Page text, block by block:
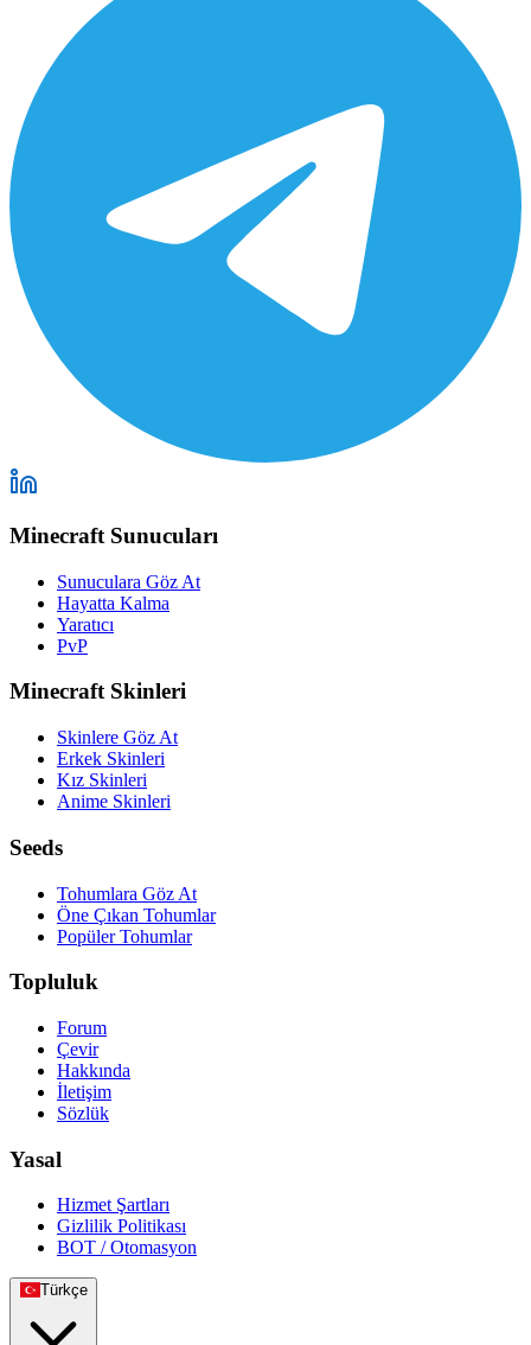
Minecraft Sunucuları
Sunuculara Göz At
Hayatta Kalma
Yaratıcı
PvP
Minecraft Skinleri
Skinlere Göz At
Erkek Skinleri
Kız Skinleri
Anime Skinleri
Seeds
Tohumlara Göz At
Öne Çıkan Tohumlar
Popüler Tohumlar
Topluluk
Forum
Çevir
Hakkında
İletişim
Sözlük
Yasal
Hizmet Şartları
Gizlilik Politikası
BOT / Otomasyon
Türkçe